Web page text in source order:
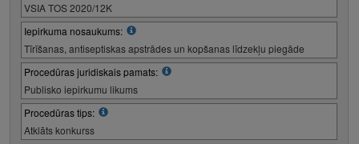
VSIA TOS 2020/12K
Iepirkuma nosaukums:
Tīrīšanas, antiseptiskas apstrādes un kopšanas līdzekļu piegāde
Procedūras juridiskais pamats:
Publisko iepirkumu likums
Procedūras tips:
Atklāts konkurss